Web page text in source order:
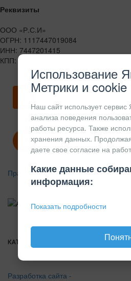
Реквизиты
ООО «Р.С.И»
ОГРН: 1117447019084
ИНН: 7447201415
КПП: 744701001
Скачать карточку
Политика
Правила возврата
КАТАЛОГ
Разработка сайта -
Использование
Метрики и cookie
Наш сайт использует
анализа поведения
работы ресурса. Также
хранения данных.
даете свое согласие на
Какие данные
информация:
Показать подробности